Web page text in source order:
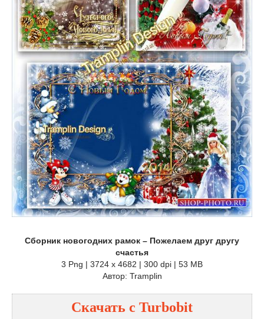
Сборник новогодних рамок – Пожелаем друг другу
счастья
3 Png | 3724 x 4682 | 300 dpi | 53 MB
Автор: Tramplin
Скачать с Turbobit